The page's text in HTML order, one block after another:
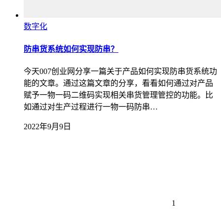
数字化
防串货系统如何实现防串？
今天007创业网分享一篇关于产品如何实现防串货系统功
能的文章。通过这篇文章的分享，看看如何通过对产品
赋予一物一码二维码实现相关串货管理管控的功能。比
如通过对生产过程进行一物一码防串…
2022年9月9日
1